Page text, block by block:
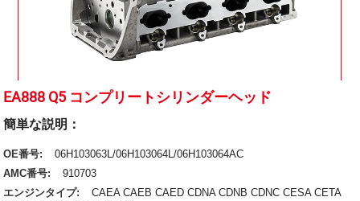
EA888 Q5 コンプリートシリンダーヘッド
簡単な説明：
OE番号:
06H103063L/06H103064L/06H103064AC
AMC番号:
910703
エンジンタイプ:
CAEA CAEB CAED CDNA CDNB CDNC CESA CETA